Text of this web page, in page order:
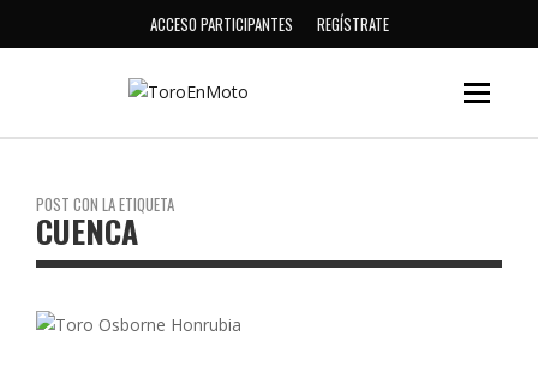
ACCESO PARTICIPANTES REGÍSTRATE
POST CON LA ETIQUETA
CUENCA